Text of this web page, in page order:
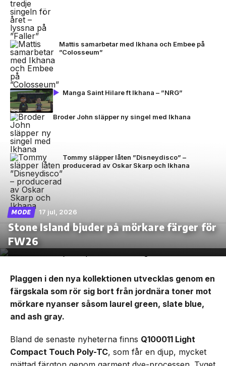
Mattis samarbetar med Ikhana och Embee på
”Colosseum”
Manga Saint Hilare ft Ikhana – ”NRG”
Broder John släpper ny singel med Ikhana
Tommy släpper låten ”Disneydisco” –
producerad av Oskar Skarp och Ikhana
MODE 17 jul, 2026
Stone Island bjuder på mörkare färger för
FW26
Plaggen i den nya kollektionen utvecklas genom en
färgskala som rör sig bort från jordnära toner mot
mörkare nyanser såsom laurel green, slate blue,
and ash gray.
Bland de senaste nyheterna finns Q100011 Light
Compact Touch Poly-TC, som får en djup, mycket